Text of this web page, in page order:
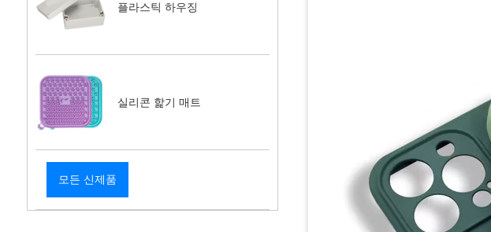
플라스틱 하우징
실리콘 핥기 매트
모든 신제품